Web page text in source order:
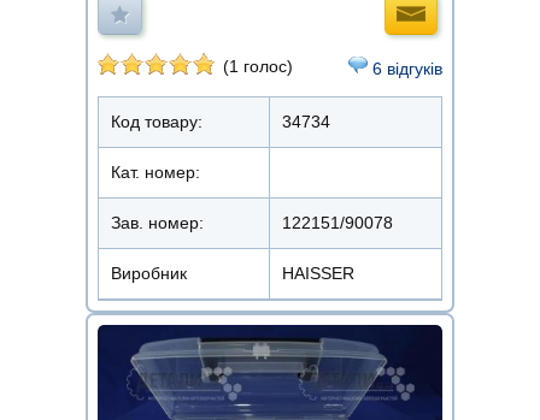
(1 голос) 6 відгуків
Код товару: 34734
Кат. номер:
Зав. номер: 122151/90078
Виробник HAISSER